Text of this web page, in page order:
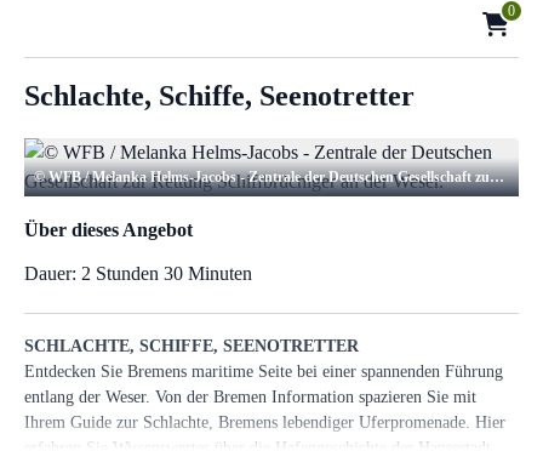
0
Schlachte, Schiffe, Seenotretter
Über dieses Angebot
Dauer: 2 Stunden 30 Minuten
SCHLACHTE, SCHIFFE, SEENOTRETTER
Entdecken Sie Bremens maritime Seite bei einer spannenden Führung
entlang der Weser. Von der Bremen Information spazieren Sie mit
Ihrem Guide zur Schlachte, Bremens lebendiger Uferpromenade. Hier
© WFB / Melanka Helms-Jacobs - Zentrale der Deutschen Gesellschaft zur Rettung Schiffbrüchiger an der Weser.